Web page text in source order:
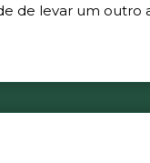
de levar um outro